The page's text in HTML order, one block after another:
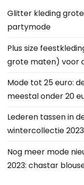
Glitter kleding
partymode
Plus size
grote maten) voor
Mode tot 25 euro:
meestal onder 20
Lederen tassen in
wintercollectie
Nog meer mode
2023: chastar